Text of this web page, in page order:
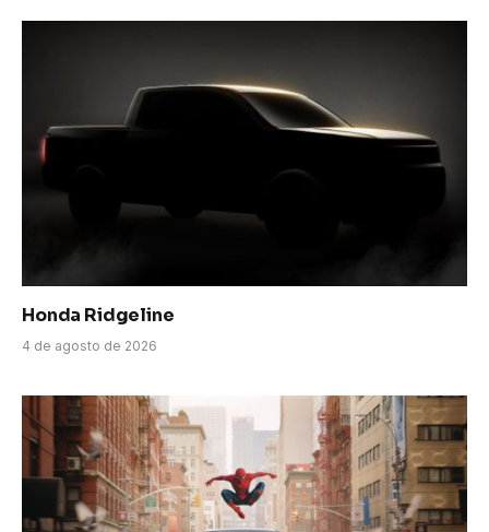
Honda Ridgeline
4 de agosto de 2026